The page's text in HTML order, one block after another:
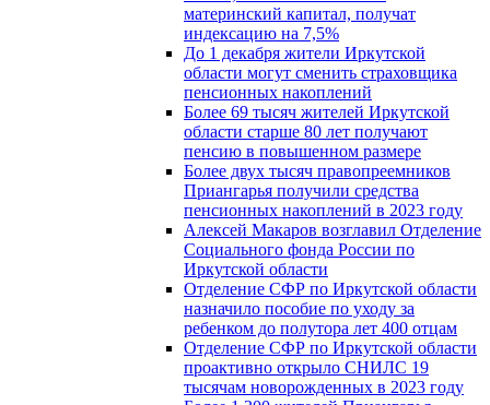
материнский капитал, получат
индексацию на 7,5%
До 1 декабря жители Иркутской
области могут сменить страховщика
пенсионных накоплений
Более 69 тысяч жителей Иркутской
области старше 80 лет получают
пенсию в повышенном размере
Более двух тысяч правопреемников
Приангарья получили средства
пенсионных накоплений в 2023 году
Алексей Макаров возглавил Отделение
Социального фонда России по
Иркутской области
Отделение СФР по Иркутской области
назначило пособие по уходу за
ребенком до полутора лет 400 отцам
Отделение СФР по Иркутской области
проактивно открыло СНИЛС 19
тысячам новорожденных в 2023 году